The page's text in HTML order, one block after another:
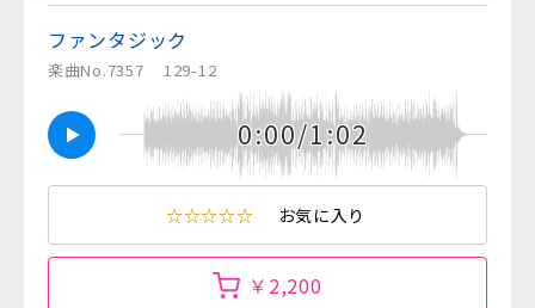
ファンタジック
楽曲No.7357 129-12
0:00/1:02
☆☆☆☆☆ お気に入り
￥2,200